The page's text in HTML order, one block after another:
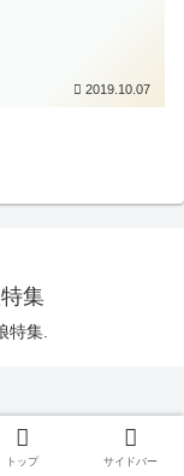
2019.10.07
集
特集.
トップ サイドバー